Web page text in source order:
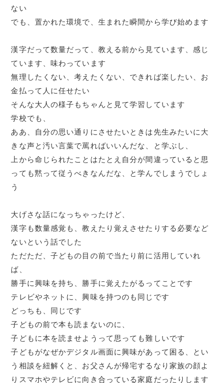
ない
でも、置かれた環境で、生まれた瞬間から学び始めます
漢字だって数量だって、教える前から見ています、感じ
ています、味わっています
無理したくない、考えたくない、できれば楽したい、お
金払って人に任せたい
そんな大人の様子もちゃんと見て学習しています
学校でも、
ああ、自分の思い通りにさせたいときは先生みたいに大
きな声と汚い言葉で罵ればいいんだな、と学ぶし、
上から命じられたことはたとえ自分が間違っていると思
っても黙って従うべきなんだな、と学んでしまうでしょ
う
大げさな話になっちゃったけど、
漢字も数量感覚も、教えたり覚えさせたりする必要など
ないという話でした
ただただ、子どもの目の前で当たり前に活用していれ
ば、
勝手に興味を持ち、勝手に覚えたがるってことです
テレビやネットに、興味を持つのも同じです
どっちも、同じです
子どもの前で本も読まないのに、
子どもに本を読ませようって思っても難しいです
子どもがなぜかデジタル画面に興味があって困る、とい
う相談を紐解くと、お父さんが帰宅するなり家族の顔よ
りスマホやテレビに向き合っている家庭だったりします